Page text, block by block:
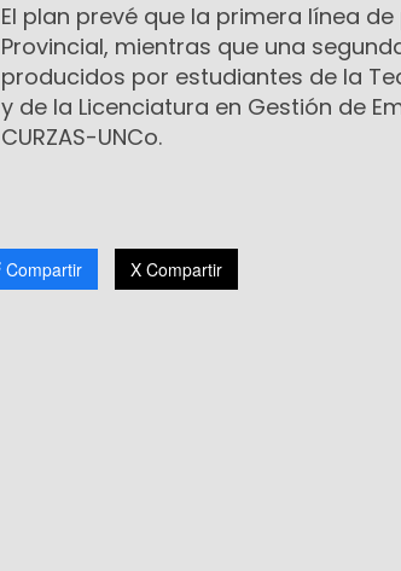
El plan prevé que la primera línea
Provincial, mientras que una
producidos por estudiantes de la
y de la Licenciatura en Gestión de
CURZAS-UNCo.
Compartir X Compartir